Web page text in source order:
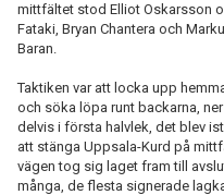
mittfältet stod Elliot Oskarsson
Fataki, Bryan Chantera och
Baran.
Taktiken var att locka upp
och söka löpa runt backarna,
delvis i första halvlek, det blev
att stänga Uppsala-Kurd på
vägen tog sig laget fram till
många, de flesta signerade